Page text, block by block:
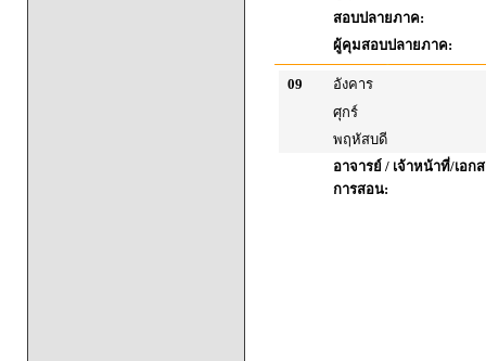
สอบปลายภาค:
ผู้คุมสอบปลายภาค:
09
อังคาร
ศุกร์
พฤหัสบดี
อาจารย์ / เจ้าหน้าที่/เอก
การสอน: